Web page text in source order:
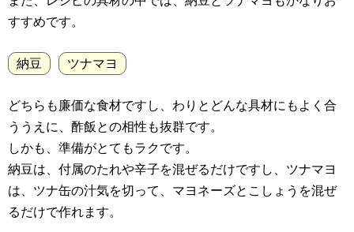
すすめです。
納豆 ツナマヨ
どちらも廉価な食材ですし、わりとどんな具材にもよく合
ううえに、酢飯との相性も抜群です。
しかも、準備がとてもラクです。
納豆は、付属のたれや辛子を混ぜるだけですし、ツナマヨ
は、ツナ缶の汁気を切って、マヨネーズとこしょうを混ぜ
るだけで作れます。